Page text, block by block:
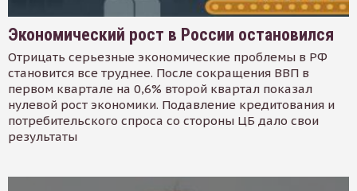
Экономический рост в России остановился
Отрицать серьезные экономические проблемы в РФ
становится все труднее. После сокращения ВВП в
первом квартале на 0,6% второй квартал показал
нулевой рост экономики. Подавление кредитования и
потребительского спроса со стороны ЦБ дало свои
результаты